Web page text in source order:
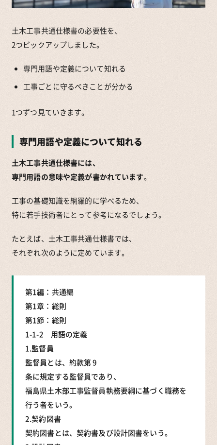
土木工事共通仕様書の必要性を、
2つピックアップしました。
専門用語や定義について知れる
工事ごとに守るべきことが分かる
1つずつ見ていきます。
専門用語や定義について知れる
土木工事共通仕様書には、
専門用語の意味や定義が書かれています。
工事の基礎知識を網羅的に学べるため、
特に若手技術者にとって参考になるでしょう。
たとえば、土木工事共通仕様書では、
それぞれ次のように定めています。
第1編：共通編
第1章：総則
第1節：総則
1-1-2 用語の定義
1.監督員
監督員とは、約款第 9
条に規定する監督員であり、
福島県土木部工事監督員執務要綱に基づく職務を
行う者をいう｡
2.契約図書
契約図書とは、契約書及び設計図書をいう。